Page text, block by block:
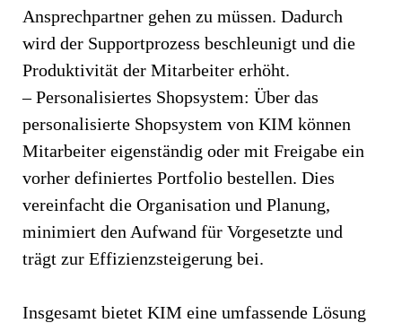
Ansprechpartner gehen zu müssen. Dadurch
wird der Supportprozess beschleunigt und die
Produktivität der Mitarbeiter erhöht.
– Personalisiertes Shopsystem: Über das
personalisierte Shopsystem von KIM können
Mitarbeiter eigenständig oder mit Freigabe ein
vorher definiertes Portfolio bestellen. Dies
vereinfacht die Organisation und Planung,
minimiert den Aufwand für Vorgesetzte und
trägt zur Effizienzsteigerung bei.
Insgesamt bietet KIM eine umfassende Lösung